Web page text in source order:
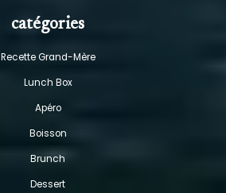
catégories
Recette Grand-Mère
Lunch Box
Apéro
Boisson
Brunch
Dessert